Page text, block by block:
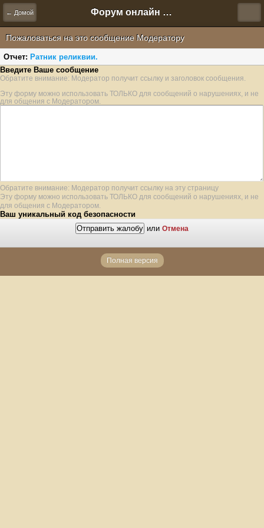
← Домой Форум онлайн игры "Новая Эра" (Нюра Биз)
Пожаловаться на это сообщение Модератору
Отчет: Ратник реликвии.
Введите Ваше сообщение
Обратите внимание: Модератор получит ссылку и заголовок сообщения.
Эту форму можно использовать ТОЛЬКО для сообщений о нарушениях, и не
для общения с Модератором.
Обратите внимание: Модератор получит ссылку на эту страницу
Эту форму можно использовать ТОЛЬКО для сообщений о нарушениях, и не
для общения с Модератором.
Ваш уникальный код безопасности
или Отмена
Полная версия